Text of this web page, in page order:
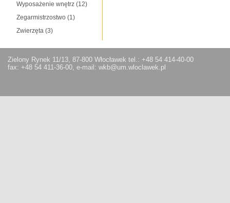
Wyposażenie wnętrz (12)
Zegarmistrzostwo (1)
Zwierzęta (3)
Zielony Rynek 11/13, 87-800 Włocławek tel.: +48 54 414-40-00
fax: +48 54 411-36-00, e-mail: wkb@um.wloclawek.pl